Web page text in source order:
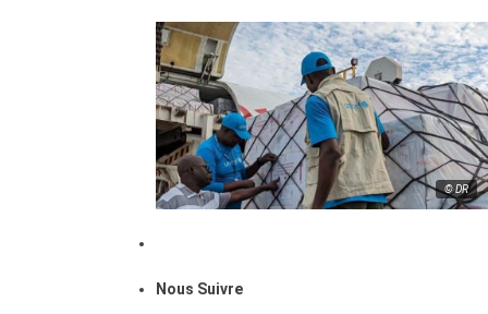
© DR
Nous Suivre